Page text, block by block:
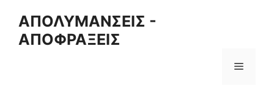
content
ΑΠΟΛΥΜΑΝΣΕΙΣ -
ΑΠΟΦΡΑΞΕΙΣ
Menu